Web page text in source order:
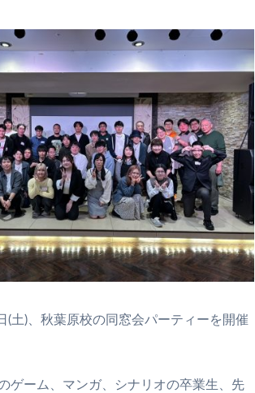
(土)、秋葉原校の同窓会パーティーを開催
ゲーム、マンガ、シナリオの卒業生、先